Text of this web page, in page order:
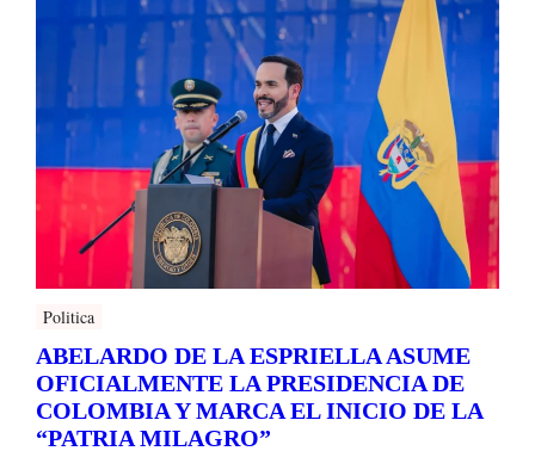
Politica
ABELARDO DE LA ESPRIELLA ASUME
OFICIALMENTE LA PRESIDENCIA DE
COLOMBIA Y MARCA EL INICIO DE LA
“PATRIA MILAGRO”